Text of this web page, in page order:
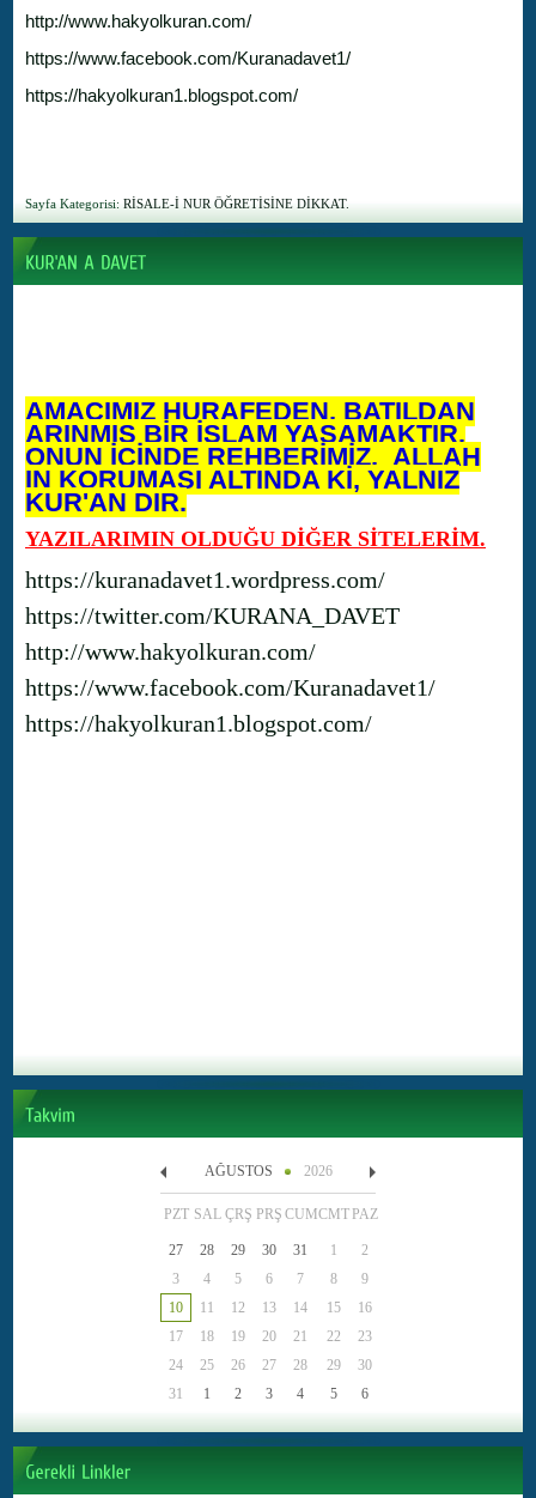
AMACIMIZ HURAFEDEN, BATILDAN
ARINMIŞ BİR İSLAM YAŞAMAKTIR.
ONUN İÇİNDE REHBERİMİZ, ALLAH
IN KORUMASI ALTINDA Kİ, YALNIZ
KUR'AN DIR.
YAZILARIMIN OLDUĞU DİĞER SİTELERİM.
https://kuranadavet1.wordpress.com/
https://twitter.com/KURANA_DAVET
http://www.hakyolkuran.com/
https://www.facebook.com/Kuranadavet1/
https://hakyolkuran1.blogspot.com/
http://www.hakyolkuran.com/
https://www.facebook.com/Kuranadavet1/
https://hakyolkuran1.blogspot.com/
Sayfa Kategorisi: RİSALE-İ NUR ÖĞRETİSİNE DİKKAT.